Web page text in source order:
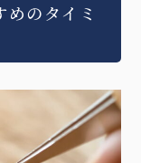
のタイミ